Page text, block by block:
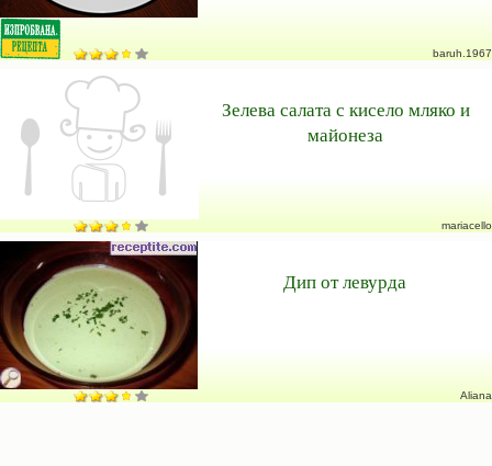
baruh.1967
Зелева салата с кисело мляко и
майонеза
mariacello
Дип от левурда
Aliana